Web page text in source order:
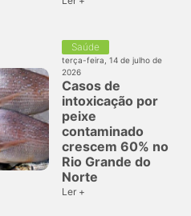
Saúde
terça-feira, 14 de julho de
2026
Casos de
intoxicação por
peixe
contaminado
crescem 60% no
Rio Grande do
Norte
Ler +